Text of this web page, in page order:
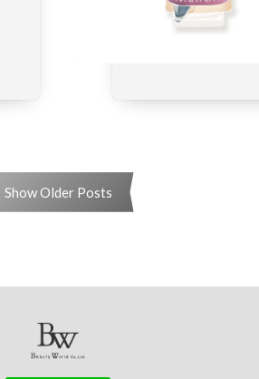
Show Older Posts